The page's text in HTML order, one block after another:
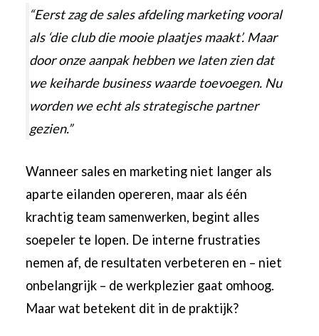
“Eerst zag de sales afdeling marketing vooral
als ‘die club die mooie plaatjes maakt’. Maar
door onze aanpak hebben we laten zien dat
we keiharde business waarde toevoegen. Nu
worden we echt als strategische partner
gezien.”
Wanneer sales en marketing niet langer als
aparte eilanden opereren, maar als één
krachtig team samenwerken, begint alles
soepeler te lopen. De interne frustraties
nemen af, de resultaten verbeteren en – niet
onbelangrijk – de werkplezier gaat omhoog.
Maar wat betekent dit in de praktijk?